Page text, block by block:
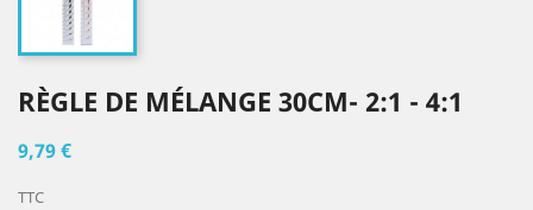
RÈGLE DE MÉLANGE 30CM- 2:1 - 4:1
9,79 €
TTC